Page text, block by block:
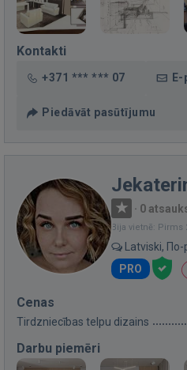
Kontakti
+371 *** *** 07 E-
Piedāvāt pasūtījumu
· 0
Bija vietnē: Pirms
Latviski, По-
PRO
Cenas
Tirdzniecības telpu dizains
Darbu piemēri